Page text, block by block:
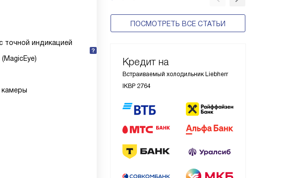
ПОСМОТРЕТЬ ВСЕ СТАТЬИ
Кредит на
Встраиваемый холодильник Liebherr
IKBP 2764
точной индикацией
камеры